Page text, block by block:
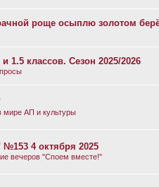
роще осыплю золотом
1.5 классов. Сезон 2025/2026
мире АП и культуры
4 октября 2025
вечеров "Споем вместе!"